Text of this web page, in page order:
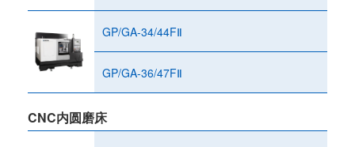
GP/GA-34/44FⅡ
GP/GA-36/47FⅡ
CNC内圆磨床